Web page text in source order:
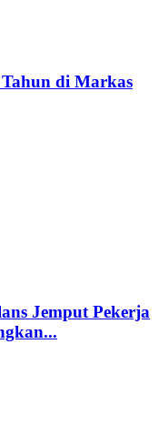
di Markas
Jemput Pekerja